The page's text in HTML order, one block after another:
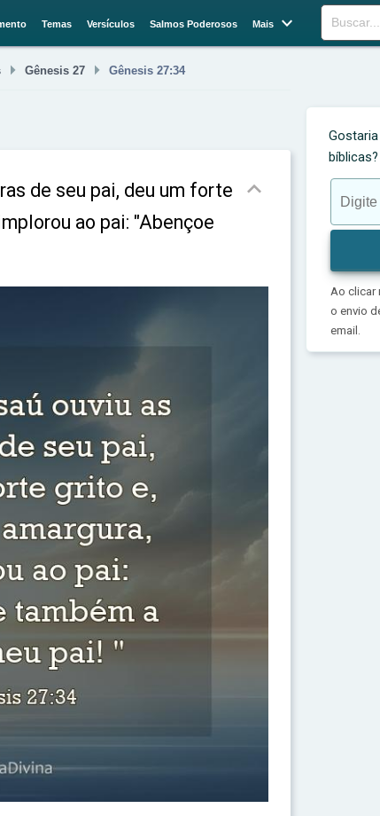
Buscar
Temas Versículos Salmos Poderosos Mais 
 Gênesis 27  Gênesis 27:34
de seu pai, deu um forte
ao pai: "Abençoe

bíblicas?
Ao clicar
o envio
email.